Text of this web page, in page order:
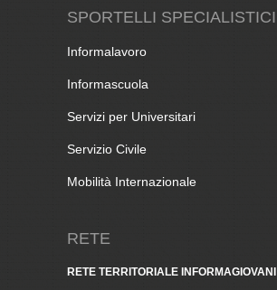
SPORTELLI SPECIALISTICI
Informalavoro
Informascuola
Servizi per Universitari
Servizio Civile
Mobilità Internazionale
RETE
RETE TERRITORIALE INFORMAGIOVANI